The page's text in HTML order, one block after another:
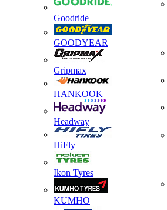
Goodride
GOODYEAR
Gripmax
HANKOOK
Headway
HiFly
Ikon Tyres
KUMHO